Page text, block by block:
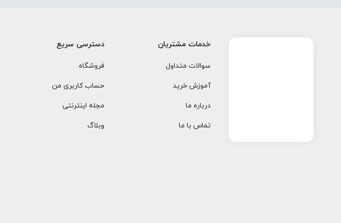
خدمات مشتریان
سوالات متداول
آموزش خرید
درباره ما
تماس با ما
دسترسی سریع
فروشگاه
حساب کاربری من
مجله اینترنتی
وبلاگ